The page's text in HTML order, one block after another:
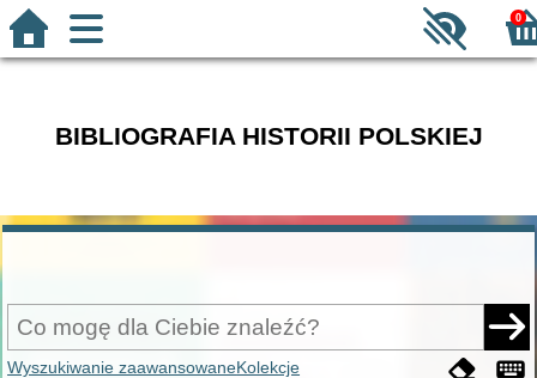
0
BIBLIOGRAFIA HISTORII POLSKIEJ
Wyszukiwanie zaawansowaneKolekcje